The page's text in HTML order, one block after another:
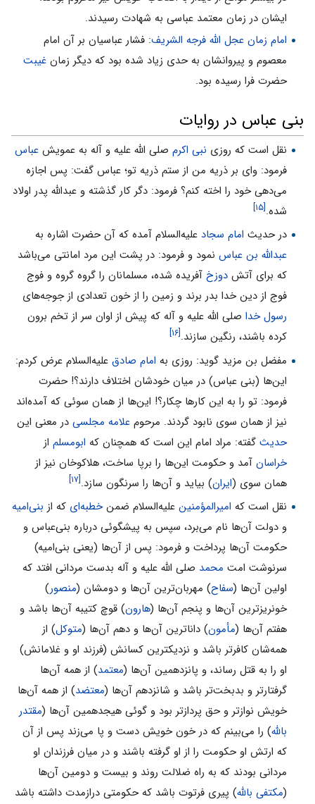
ایشان در زمان معتمد عباسی به شهادت رسیدند.
امام زمان عجل الله فرجه الشریف: فشار عباسیان بر آن امام
معصوم و پیروانشان به حدی زیاد شده بود که دیگر زمان غیبت
حضرت فرا رسیده بود.
بنی عباس در روایات
نقل است که روزى نبى اکرمصلی الله علیه و آله به عمویش عباس
فرمود: واى بر ذریه من از ستم ذریه تو؛ عباس گفت: پس اجازه
می‌دهى خود را اخته کنم؟ فرمود: دگر کار گذشته و عبدالله پدر اولاد
شده.[۱۵]
در حدیث امام سجاد علیه‌السلام آمده که آن حضرت اشاره به
عبدالله بن عباسنمود و فرمود: در پشت این مرد امانتى مى‌باشد
که براى آتش دوزخآفریده شده، مسلمانان را گروه گروه و فوج
فوج از دین خدا بدر برند و زمین را از خون تعدادى از جوجه‌هاى
رسول خداصلی الله علیه و آله که پیش از اوان سر از تخم برون
کرده باشند،‌ رنگین سازند.[۱۶]
مفضل بن مزید گوید: روزى به امام صادقعلیه‌السلام عرض کردم:
این‌ها (بنى عباس) در میان خودشان اختلاف دارند؟! حضرت
فرمود: تو را به این کارها چکار؟! این‌ها از همان سوئى که آمده‌اند
نیز از همان سوى نابود گردند. مرحوم علامه مجلسیدر معنى این
حدیثگفته: مراد امام این است که همچنان که ابومسلماز
خراسانآمد و حکومت این‌ها را برپا ساخت، هلاکوخان نیز از
همان سوى (ایران) بیاید و آن‌ها را سرنگون سازد.[۱۷]
نقل است که امیرالمؤمنینعلیه‌السلام ضمنخطبه‌ای که از بنى‌امیه
و دولت آن‌ها نام مى‌برد، سپس به پیشگوئى درباره بنى‌عباس و
حکومت آن‌ها پرداخت و فرمود: پس از آن‌ها (یعنى بنى‌امیه)
سرنوشت امت محمد صلی الله علیه و آله بدست مردانى افتد که
اولین آن‌ها (سفاح) مهربان‌ترین آن‌ها و دومشان (منصور)
خونریزترین آن‌ها و پنجم آن‌ها (هارون) قوچ کتیبه آن‌ها باشد و
هفتم آن‌ها (مأمون) داناترین آن‌ها و دهم آن‌ها (متوکل) از
همه‌شان کافرتر باشد و نزدیکترین کسانش (فرزند او و غلامانش)
او را به قتل رساند، و پانزدهمین آن‌ها (معتمد) از همه آن‌ها
گرفتارتر و بدبخت‌تر باشد و شانزدهم آن‌ها (معتضد) از همه آن‌ها
خویش نوازتر و حق پردازتر بود و گوئى هیجدهمین آن‌ها (مقتدر
بالله) را مى‌بینم که در خون خویش دست و پا مى‌زند پس از آن
که ارتش او حکومت را از او گرفته باشند و در میان فرزندان او
مردانى بودند که به راه ضلالت روند و بیست و دومین آن‌ها
(مکتفى بالله) پیرى فرتوت باشد که حکومتى درازمدت داشته باشد